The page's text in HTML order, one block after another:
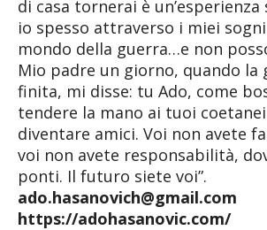
di casa tornerai è un’esperienza
io spesso attraverso i miei
mondo della guerra…e non
Mio padre un giorno, quando la
finita, mi disse: tu Ado, come
tendere la mano ai tuoi
diventare amici. Voi non avete
voi non avete responsabilità,
ponti. Il futuro siete voi”.
ado.hasanovich@gmail.com
https://adohasanovic.com/